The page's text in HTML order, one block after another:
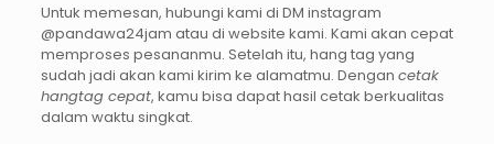
Untuk memesan, hubungi kami di DM instagram
@pandawa24jam atau di website kami. Kami akan cepat
memproses pesananmu. Setelah itu, hang tag yang
sudah jadi akan kami kirim ke alamatmu. Dengan cetak
hangtag cepat, kamu bisa dapat hasil cetak berkualitas
dalam waktu singkat.